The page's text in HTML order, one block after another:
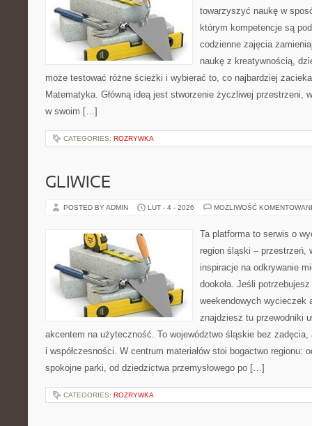
towarzyszyć naukę w
którym kompetencje są
codzienne zajęcia
naukę z kreatywnością,
może testować różne ścieżki i wybierać to, co najbardziej
Matematyka. Główną ideą jest stworzenie życzliwej przestrzeni,
w swoim […]
CATEGORIES: ROZRYWKA
GLIWICE
POSTED BY ADMIN LUT - 4 - 2026 MOŻLIWOŚĆ
Ta platforma to serwis o
region śląski – przestrzeń,
inspiracje na odkrywanie
dookoła. Jeśli
weekendowych wycieczek
znajdziesz tu przewodniki
akcentem na użyteczność. To województwo śląskie bez
i współczesności. W centrum materiałów stoi bogactwo regionu:
spokojne parki, od dziedzictwa przemysłowego po […]
CATEGORIES: ROZRYWKA